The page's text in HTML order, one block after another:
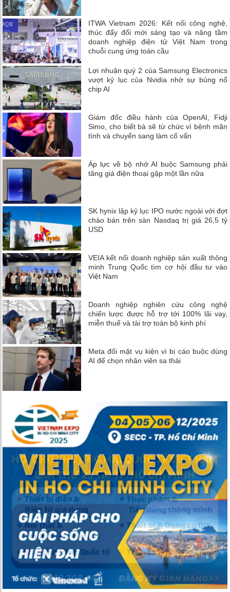
ITWA Vietnam 2026: Kết nối công nghệ,
thúc đẩy đổi mới sáng tạo và nâng tầm
doanh nghiệp điện tử Việt Nam trong
chuỗi cung ứng toàn cầu
Lợi nhuận quý 2 của Samsung Electronics
vượt kỷ lục của Nvidia nhờ sự bùng nổ
chip AI
Giám đốc điều hành của OpenAI, Fidji
Simo, cho biết bà sẽ từ chức vì bệnh mãn
tính và chuyển sang làm cố vấn
Áp lực về bộ nhớ AI buộc Samsung phải
tăng giá điện thoại gập một lần nữa
SK hynix lập kỷ lục IPO nước ngoài với đợt
chào bán trên sàn Nasdaq trị giá 26,5 tỷ
USD
VEIA kết nối doanh nghiệp sản xuất thông
minh Trung Quốc tìm cơ hội đầu tư vào
Việt Nam
Doanh nghiệp nghiên cứu công nghệ
chiến lược được hỗ trợ tới 100% lãi vay,
miễn thuế và tài trợ toàn bộ kinh phí
Meta đối mặt vụ kiện vì bị cáo buộc dùng
AI để chọn nhân viên sa thải